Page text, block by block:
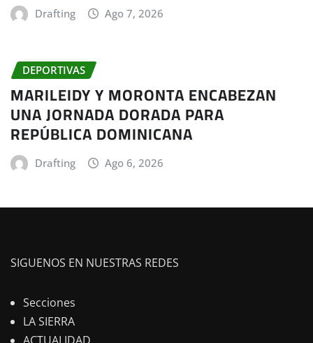
Drafting Ago 7, 2026
DEPORTIVAS
MARILEIDY Y MORONTA ENCABEZAN
UNA JORNADA DORADA PARA
REPÚBLICA DOMINICANA
Drafting Ago 6, 2026
SIGUENOS EN NUESTRAS REDES
Secciones
LA SIERRA